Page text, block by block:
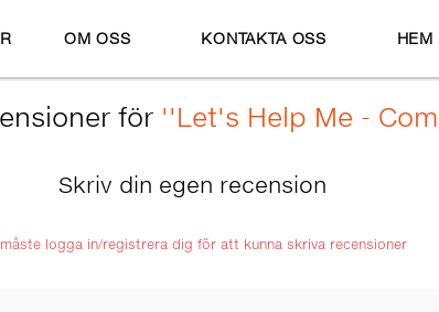
OM OSS KONTAKTA OSS HEM
för Let's Help Me -
Skriv din egen recension
logga in/registrera dig för att kunna skriva recensioner